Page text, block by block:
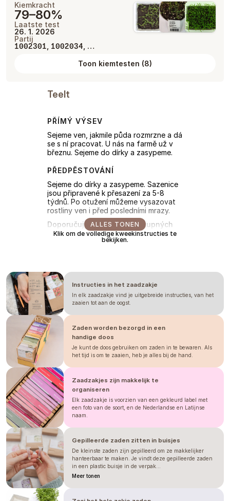
Kiemkracht
79–80%
Laatste test
26. 1. 2026
Partij
1002301 1002034 , …
Toon kiemtesten (8)
Teelt
PŘÍMÝ VÝSEV
Sejeme ven, jakmile půda rozmrzne a dá
se s ní pracovat. U nás na farmě už v
březnu. Sejeme do dírky a zasypeme.
PŘEDPĚSTOVÁNÍ
Sejeme do dírky a zasypeme. Sazenice
jsou připravené k přesazení za 5-8
týdnů. Po otužení můžeme vysazovat
rostliny ven i před posledními mrazy.
Doporučujeme několik postupných
výsevů pro delší sklizeň.
ervaring; gebruik deze slechts als richtlijn. Tijden
kunnen variëren afhankelijk van het seizoen,
klimaat, locatie, zaai- en verplantdata en mogelijk
ook de omstandigheden in de kas. Wij raden altijd
aan om te testen hoe de plant onder uw eigen
omstandigheden presteert. Beschouw dit niet als een
garantie.
ALLES TONEN
Klik om de volledige kweekinstructies te
bekijken.
Instructies in het zaadzakje
In elk zaadzakje vind je uitgebreide instructies, van het
zaaien tot aan de oogst.
Zaden worden bezorgd in een
handige doos
Je kunt de doos gebruiken om zaden in te bewaren. Als
het tijd is om te zaaien, heb je alles bij de hand.
Zaadzakjes zijn makkelijk te
organiseren
Elk zaadzakje is voorzien van een gekleurd label met
een foto van de soort, en de Nederlandse en Latijnse
naam.
Gepilleerde zaden zitten in buisjes
De kleinste zaden zijn gepilleerd om ze makkelijker
hanteerbaar te maken. Je vindt deze gepilleerde zaden
in een plastic buisje in de verpak...
Meer tonen